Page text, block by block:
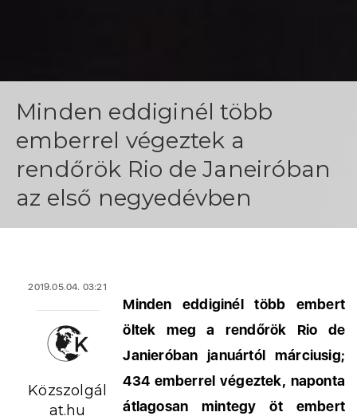
Minden eddiginél több
emberrel végeztek a
rendőrök Rio de Janeiróban
az első negyedévben
2019.05.04. 03:21
Közszolgál
at.hu
Minden eddiginél több embert
öltek meg a rendőrök Rio de
Janieróban januártól márciusig;
434 emberrel végeztek, naponta
átlagosan mintegy öt embert